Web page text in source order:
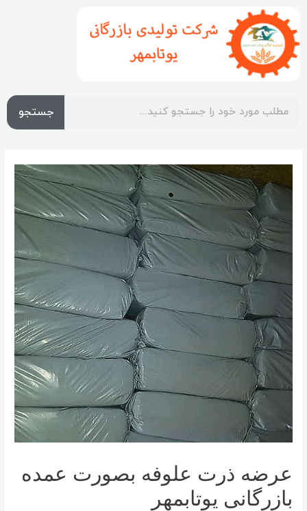
جستجو
عرضه ذرت علوفه بصورت عمده
بازرگانی یوتابمهر